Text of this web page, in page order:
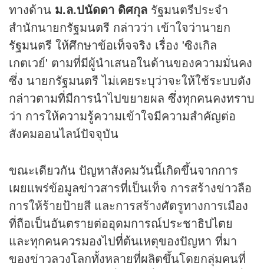
ทางด้าน ม.ล.ปนัดดา ดิศกุล รัฐมนตรีประจำ
สำนักนายกรัฐมนตรี กล่าวว่า เข้าใจว่านายก
รัฐมนตรี ให้ศึกษาข้อเท็จจริง เรื่อง 'ซิงเกิล
เกตเวย์' ตามที่มีผู้นำเสนอในด้านของความมั่นคง
ซึ่ง นายกรัฐมนตรี ไม่เคยระบุว่าจะให้ใช้ระบบดัง
กล่าวตามที่มีการนำไปขยายผล ซึ่งทุกคนคงทราบ
ว่า การให้ความรู้ความเข้าใจมีความสำคัญต่อ
สังคมออนไลน์ปัจจุบัน
ขณะเดียวกัน ปัญหาสังคมวันนี้เกิดขึ้นจากการ
เผยแพร่ข้อมูลข่าวสารที่เป็นเท็จ การสร้างข่าวลือ
การให้ร้ายป้ายสี และการสร้างศัตรูทางการเมือง
ที่ถือเป็นอันตรายต่ออุดมการณ์ประชาธิปไตย
และทุกคนควรมองไปที่ต้นเหตุของปัญหา ที่มา
ของข่าวลวงโลกทั้งหลายที่ผลิตขึ้นโดยกลุ่มคนที่